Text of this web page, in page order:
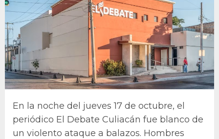
En la noche del jueves 17 de octubre, el
periódico El Debate Culiacán fue blanco de
un violento ataque a balazos. Hombres